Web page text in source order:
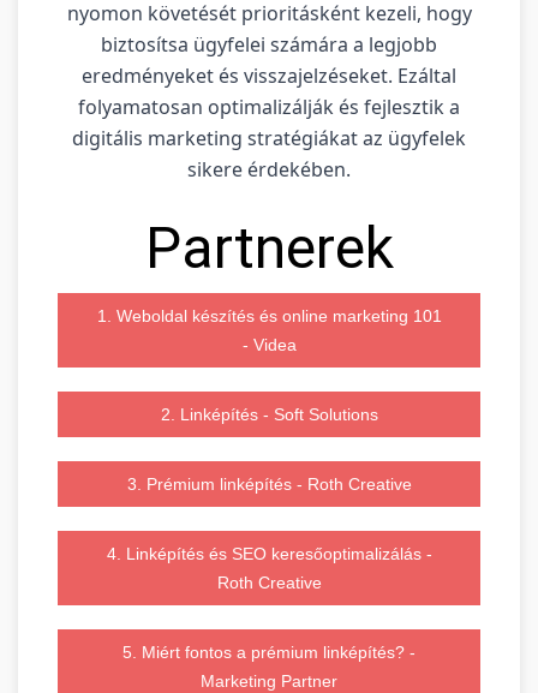
nyomon követését prioritásként kezeli, hogy
biztosítsa ügyfelei számára a legjobb
eredményeket és visszajelzéseket. Ezáltal
folyamatosan optimalizálják és fejlesztik a
digitális marketing stratégiákat az ügyfelek
sikere érdekében.
Partnerek
1. Weboldal készítés és online marketing 101
- Videa
2. Linképítés - Soft Solutions
3. Prémium linképítés - Roth Creative
4. Linképítés és SEO keresőoptimalizálás -
Roth Creative
5. Miért fontos a prémium linképítés? -
Marketing Partner